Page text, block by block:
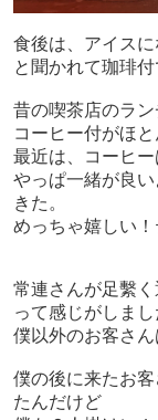
食後は、アイス
と聞かれて珈琲付
昔の喫茶店のラン
コーヒー付がほ
最近は、コーヒー
やっぱ一緒が良
きた。
めっちゃ嬉しい！
常連さんが足繫く
って感じがしまし
僕以外のお客さん
僕の後に来たお
たんだけど